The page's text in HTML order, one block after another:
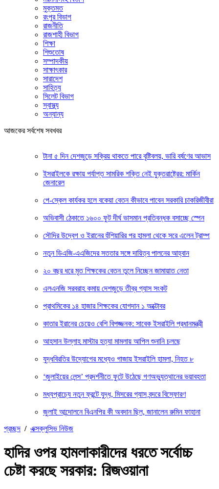
মুক্তমত
রংপুর বিভাগ
রাজনীতি
রাজশাহী বিভাগ
শিক্ষা
শিশুতোষ
সম্পাদকীয়
সাক্ষাৎকার
সারাদেশ
সাহিত্য
সিলেট বিভাগ
স্বাস্থ্য
অন্যান্য
আজকের সর্বশেষ সবখবর
টানা ৫ দিন দেশজুড়ে সক্রিয় থাকতে পারে বৃষ্টিবলয়, ভারি বর্ষণের আভাস
ইসরাইলকে রক্ষায় পর্যাপ্ত সামরিক শক্তি নেই যুক্তরাষ্ট্রের: মার্কিন
জেনারেল
পে-স্কেল কার্যকর হলে বকেয়া বেতন কীভাবে পাবেন সরকারি চাকরিজীবীরা
অভিবাসী ঠেকাতে ১৬০০ ফুট দীর্ঘ ভাসমান প্রতিবন্ধক বসাচ্ছে স্পেন
সৌদির উদ্বেগ ও ইরানের হুঁশিয়ারির পর হামলা থেকে সরে এলেন ট্রাম্প
নতুন ডিএজি-এএজিদের সততার সঙ্গে দায়িত্ব পালনের আহ্বান
২০ বছর ধরে মৃত শিক্ষকের বেতন তুলে নিচ্ছেন জামায়াত নেতা
এলএনজি সরবরাহ কমায় দেশজুড়ে তীব্র গ্যাস সংকট
প্রাথমিকের ১৪ হাজার শিক্ষকের যোগদান ১ অক্টোবর
কাতার ইরানের চেয়েও বেশি বিপজ্জনক: সাবেক ইসরাইলি প্রধানমন্ত্রী
আহসান উল্লাহ মাস্টার হত্যা মামলায় আপিল শুনানি চলছে
যুদ্ধবিরতির উদ্যোগের মধ্যেও গাজায় ইসরাইলি হামলা, নিহত ৮
‘জুলাইয়ের লেন্স’ প্রদর্শনীতে ফুটে উঠেছে গণঅভ্যুত্থানের ভয়াবহতা
মধ্যপ্রাচ্যে নতুন ফ্রন্টে যুদ্ধ, মিসরের গ্যাস বন্দরে বিস্ফোরণ
জুলাই আন্দোলনে বিএনপির কী অবদান ছিল, জানালেন রুমিন ফাহানা
প্রচ্ছদ / এক্সক্লুসিভ নিউজ
হাদির ওপর হামলাকারীদের ধরতে সর্বোচ্চ
চেষ্টা করছে সরকার: রিজওয়ানা